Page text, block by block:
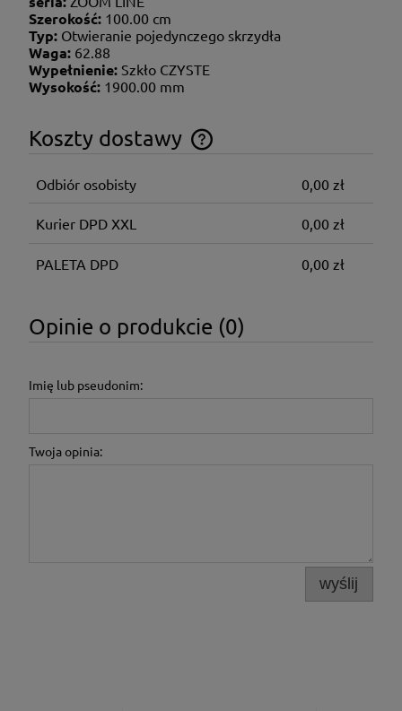
Szerokość: 100.00 cm
Typ: Otwieranie pojedynczego skrzydła
Waga: 62.88
Wypełnienie: Szkło CZYSTE
Wysokość: 1900.00 mm
Koszty dostawy
Cena nie zawiera ewentualnych kosztów płatności
Odbiór osobisty 0,00 zł
Kurier DPD XXL 0,00 zł
PALETA DPD 0,00 zł
Opinie o produkcie (0)
Imię lub pseudonim:
Twoja opinia:
wyślij